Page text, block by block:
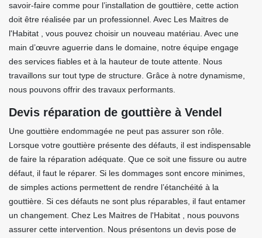
savoir-faire comme pour l’installation de gouttière, cette action
doit être réalisée par un professionnel. Avec Les Maitres de
l'Habitat , vous pouvez choisir un nouveau matériau. Avec une
main d’œuvre aguerrie dans le domaine, notre équipe engage
des services fiables et à la hauteur de toute attente. Nous
travaillons sur tout type de structure. Grâce à notre dynamisme,
nous pouvons offrir des travaux performants.
Devis réparation de gouttière à Vendel
Une gouttière endommagée ne peut pas assurer son rôle.
Lorsque votre gouttière présente des défauts, il est indispensable
de faire la réparation adéquate. Que ce soit une fissure ou autre
défaut, il faut le réparer. Si les dommages sont encore minimes,
de simples actions permettent de rendre l’étanchéité à la
gouttière. Si ces défauts ne sont plus réparables, il faut entamer
un changement. Chez Les Maitres de l'Habitat , nous pouvons
assurer cette intervention. Nous présentons un devis pose de